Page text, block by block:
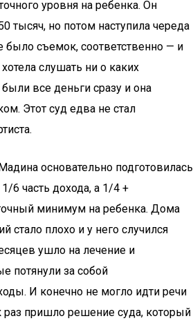
уровня на ребенка. Он
тысяч, но потом наступила череда
было съемок, соответственно — и
слушать ни о каких
все деньги сразу и она
Этот суд едва не стал
основательно подготовилась
6 часть дохода, а 1/4 +
минимум на ребенка. Дома
стало плохо и у него случился
ушло на лечение и
потянули за собой
И конечно не могло идти речи
раз пришло решение суда, который